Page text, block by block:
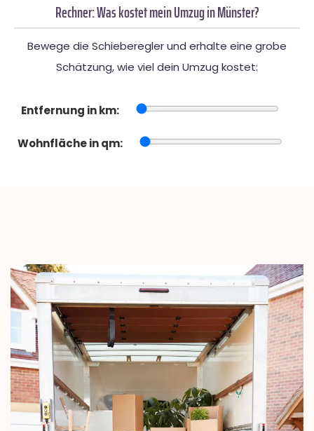
Rechner: Was kostet mein Umzug in Münster?
Bewege die Schieberegler und erhalte eine grobe
Schätzung, wie viel dein Umzug kostet:
Entfernung in km:
Wohnfläche in qm: